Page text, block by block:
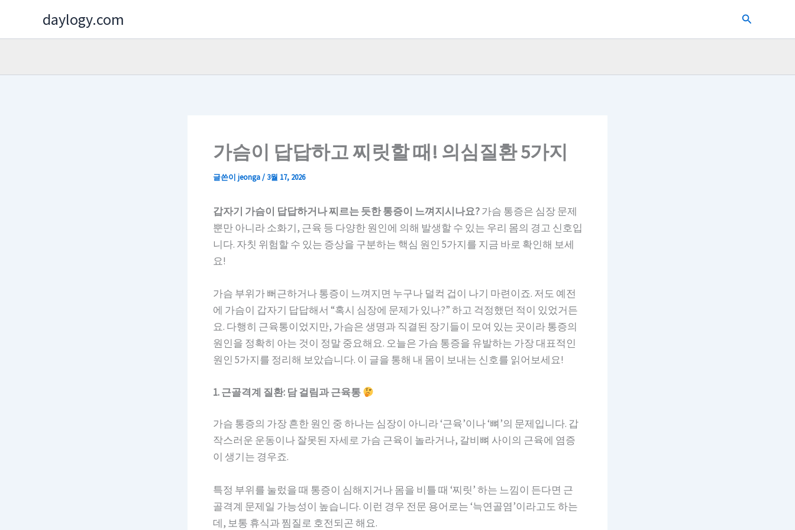
츠
건
daylogy.com
검
가슴이 답답하고 찌릿할 때! 의심질환 5가지
글쓴이 jeonga/ 3월 17, 2026
갑자기 가슴이 답답하거나 찌르는 듯한 통증이 느껴지시나요?가슴 통증은 심장 문제
뿐만 아니라 소화기, 근육 등 다양한 원인에 의해 발생할 수 있는 우리 몸의 경고 신호입
니다. 자칫 위험할 수 있는 증상을 구분하는 핵심 원인 5가지를 지금 바로 확인해 보세
요!
가슴 부위가 뻐근하거나 통증이 느껴지면 누구나 덜컥 겁이 나기 마련이죠. 저도 예전
에 가슴이 갑자기 답답해서 “혹시 심장에 문제가 있나?” 하고 걱정했던 적이 있었거든
요. 다행히 근육통이었지만, 가슴은 생명과 직결된 장기들이 모여 있는 곳이라 통증의
원인을 정확히 아는 것이 정말 중요해요. 오늘은 가슴 통증을 유발하는 가장 대표적인
원인 5가지를 정리해 보았습니다. 이 글을 통해 내 몸이 보내는 신호를 읽어보세요!
1. 근골격계 질환: 담 걸림과 근육통
가슴 통증의 가장 흔한 원인 중 하나는 심장이 아니라 ‘근육’이나 ‘뼈’의 문제입니다. 갑
작스러운 운동이나 잘못된 자세로 가슴 근육이 놀라거나, 갈비뼈 사이의 근육에 염증
이 생기는 경우죠.
특정 부위를 눌렀을 때 통증이 심해지거나 몸을 비틀 때 ‘찌릿’ 하는 느낌이 든다면 근
골격계 문제일 가능성이 높습니다. 이런 경우 전문 용어로는 ‘늑연골염’이라고도 하는
데, 보통 휴식과 찜질로 호전되곤 해요.